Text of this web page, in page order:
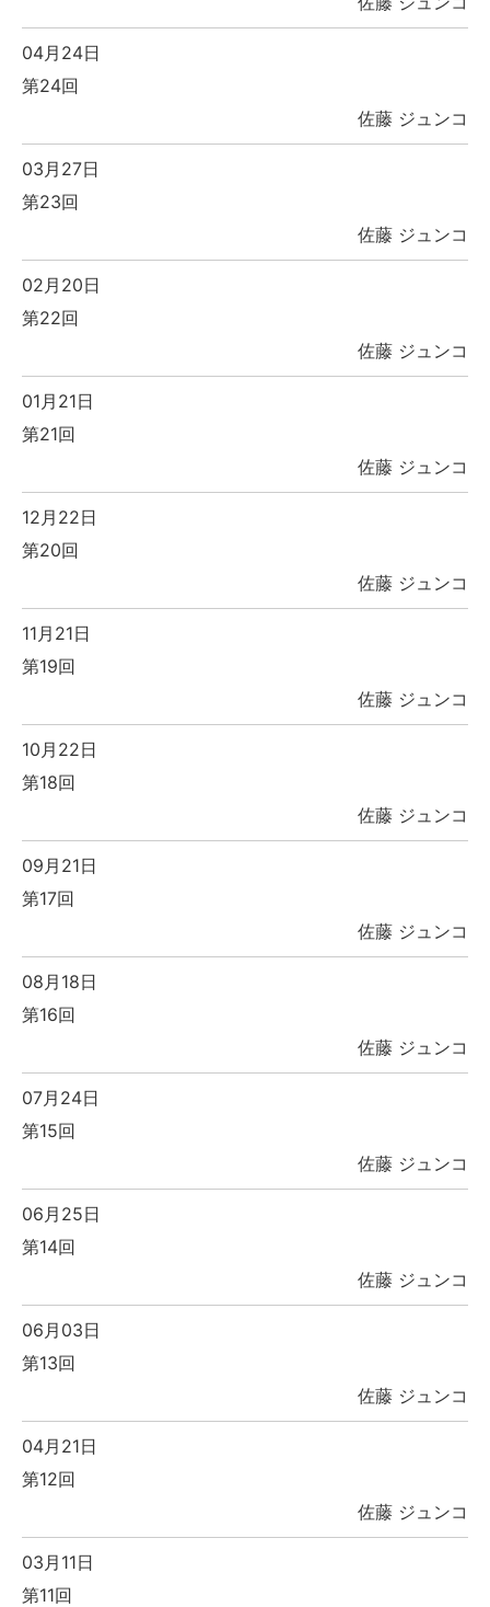
04月24日
第24回
佐藤 ジュンコ
03月27日
第23回
佐藤 ジュンコ
02月20日
第22回
佐藤 ジュンコ
01月21日
第21回
佐藤 ジュンコ
12月22日
第20回
佐藤 ジュンコ
11月21日
第19回
佐藤 ジュンコ
10月22日
第18回
佐藤 ジュンコ
09月21日
第17回
佐藤 ジュンコ
08月18日
第16回
佐藤 ジュンコ
07月24日
第15回
佐藤 ジュンコ
06月25日
第14回
佐藤 ジュンコ
06月03日
第13回
佐藤 ジュンコ
04月21日
第12回
佐藤 ジュンコ
03月11日
第11回